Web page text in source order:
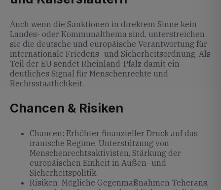
Auch wenn die Sanktionen in direktem Sinne kein
Landes- oder Kommunalthema sind, unterstreichen
sie die deutsche und europäische Verantwortung für
internationale Friedens- und Sicherheitsordnung. Als
Teil der EU sendet Rheinland-Pfalz damit ein
deutliches Signal für Menschenrechte und
Rechtsstaatlichkeit.
Chancen & Risiken
Chancen: Erhöhter finanzieller Druck auf das
iranische Regime, Unterstützung von
Menschenrechtsaktivisten, Stärkung der
europäischen Einheit in Außen- und
Sicherheitspolitik.
Risiken: Mögliche Gegenmaßnahmen Teherans,